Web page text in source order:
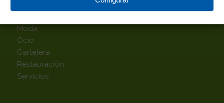
Moda
Ocio
Cartelera
Restauración
Servicios